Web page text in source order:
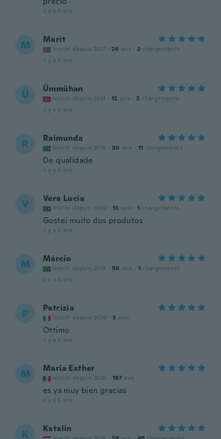
il y a 5 ans
M Marit
Inscrit depuis 2017 · 26 avis · 2 chargements
il y a 5 ans
Ü Ümmühan
Inscrit depuis 2021 · 12 avis · 2 chargements
il y a 5 ans
R Raimunda
Inscrit depuis 2016 · 30 avis · 11 chargements
De qualidade
il y a 5 ans
V Vera Lucia
Inscrit depuis 2020 · 13 avis · 1 chargements
Gostei muito dos produtos
il y a 5 ans
M Márcio
Inscrit depuis 2018 · 50 avis · 1 chargements
il y a 5 ans
P Patrizia
Inscrit depuis 2020 · 5 avis
Ottimo
il y a 5 ans
M Maria Esther
Inscrit depuis 2020 · 197 avis
es ya muy bien gracias
il y a 5 ans
K Katalin